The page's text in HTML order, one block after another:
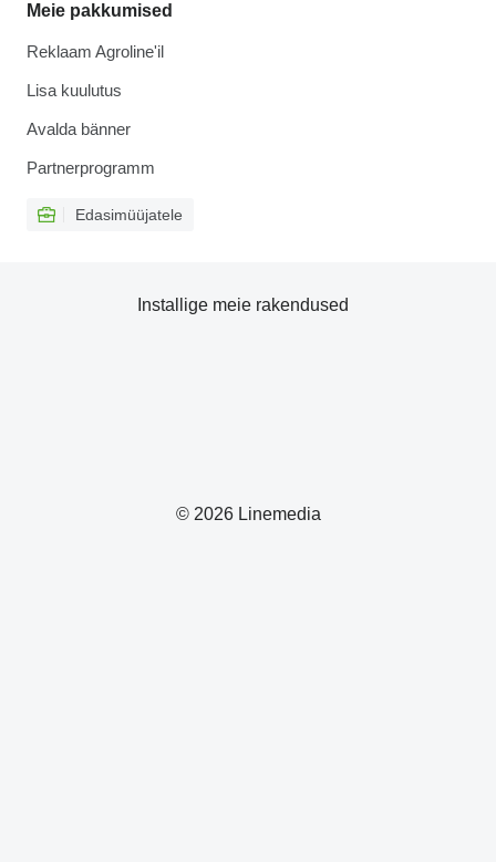
Meie pakkumised
Reklaam Agroline'il
Lisa kuulutus
Avalda bänner
Partnerprogramm
Edasimüüjatele
© 2026 Linemedia
Installige meie rakendused